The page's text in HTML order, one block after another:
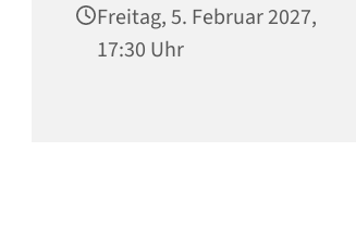
Freitag, 5. Februar 2027,
17:30 Uhr